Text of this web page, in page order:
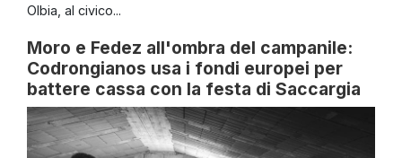
Olbia, al civico...
Moro e Fedez all'ombra del campanile:
Codrongianos usa i fondi europei per
battere cassa con la festa di Saccargia